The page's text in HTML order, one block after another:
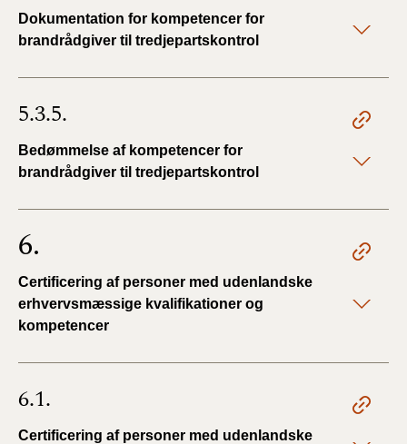
Dokumentation for kompetencer for
brandrådgiver til tredjepartskontrol
5.3.5.
Bedømmelse af kompetencer for
brandrådgiver til tredjepartskontrol
6.
Certificering af personer med udenlandske
erhvervsmæssige kvalifikationer og
kompetencer
6.1.
Certificering af personer med udenlandske